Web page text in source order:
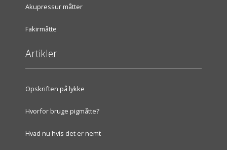
Akupressur måtter
Fakirmåtte
Artikler
Opskriften på lykke
Hvorfor bruge pigmåtte?
Hvad nu hvis det er nemt